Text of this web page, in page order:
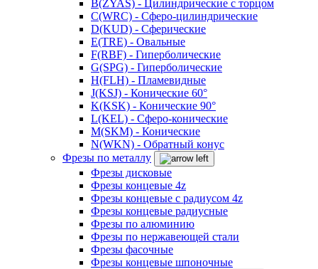
B(ZYAS) - Цилиндрические с торцом
C(WRC) - Сферо-цилиндрические
D(KUD) - Сферические
E(TRE) - Овальные
F(RBF) - Гиперболические
G(SPG) - Гиперболические
H(FLH) - Пламевидные
J(KSJ) - Конические 60°
K(KSK) - Конические 90°
L(KEL) - Сферо-конические
M(SKM) - Конические
N(WKN) - Обратный конус
Фрезы по металлу
Фрезы дисковые
Фрезы концевые 4z
Фрезы концевые с радиусом 4z
Фрезы концевые радиусные
Фрезы по алюминию
Фрезы по нержавеющей стали
Фрезы фасочные
Фрезы концевые шпоночные